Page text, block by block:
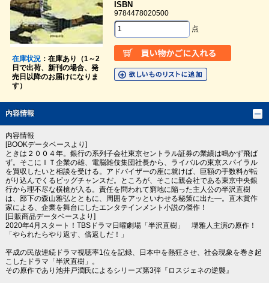
在庫状況：在庫あり（1～2
日で出荷、新刊の場合、発
売日以降のお届けになりま
す）
ISBN
9784478020500
点
内容情報
内容情報
[BOOKデータベースより]
ときは２００４年。銀行の系列子会社東京セントラル証券の業績は鳴かず飛ば
ず。そこにＩＴ企業の雄、電脳雑伎集団社長から、ライバルの東京スパイラル
を買収したいと相談を受ける。アドバイザーの座に就けば、巨額の手数料が転
がり込んでくるビッグチャンスだ。ところが、そこに親会社である東京中央銀
行から理不尽な横槍が入る。責任を問われて窮地に陥った主人公の半沢直樹
は、部下の森山雅弘とともに、周囲をアッといわせる秘策に出た―。直木賞作
家による、企業を舞台にしたエンタテインメント小説の傑作！
[日販商品データベースより]
2020年4月スタート！TBSドラマ日曜劇場「半沢直樹」 堺雅人主演の原作！
「やられたらやり返す、倍返しだ！」
平成の民放連続ドラマ視聴率1位を記録、日本中を熱狂させ、社会現象を巻き起
こしたドラマ「半沢直樹」。
その原作であり池井戸潤氏によるシリーズ第3弾『ロスジェネの逆襲』